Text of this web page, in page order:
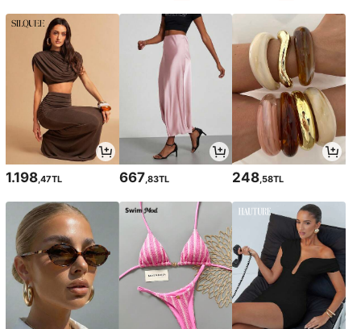
1.198,47TL 667,83TL 248,58TL